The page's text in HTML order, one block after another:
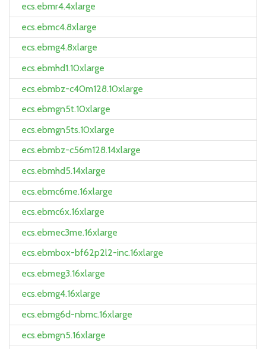
ecs.ebmr4.4xlarge
ecs.ebmc4.8xlarge
ecs.ebmg4.8xlarge
ecs.ebmhd1.10xlarge
ecs.ebmbz-c40m128.10xlarge
ecs.ebmgn5t.10xlarge
ecs.ebmgn5ts.10xlarge
ecs.ebmbz-c56m128.14xlarge
ecs.ebmhd5.14xlarge
ecs.ebmc6me.16xlarge
ecs.ebmc6x.16xlarge
ecs.ebmec3me.16xlarge
ecs.ebmbox-bf62p2l2-inc.16xlarge
ecs.ebmeg3.16xlarge
ecs.ebmg4.16xlarge
ecs.ebmg6d-nbmc.16xlarge
ecs.ebmgn5.16xlarge